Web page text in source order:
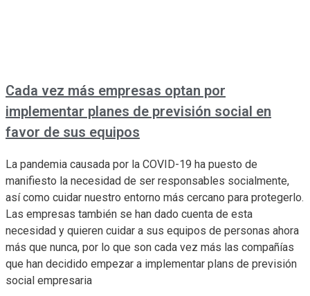
Cada vez más empresas optan por
implementar planes de previsión social en
favor de sus equipos
La pandemia causada por la COVID-19 ha puesto de
manifiesto la necesidad de ser responsables socialmente,
así como cuidar nuestro entorno más cercano para protegerlo.
Las empresas también se han dado cuenta de esta
necesidad y quieren cuidar a sus equipos de personas ahora
más que nunca, por lo que son cada vez más las compañías
que han decidido empezar a implementar plans de previsión
social empresaria